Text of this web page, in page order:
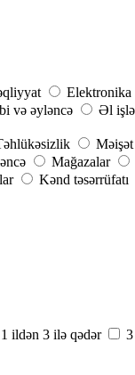
Elektronika
və əyləncə Əl
Mağazalar
Kənd təsərrüfatı
1 ildən 3 ilə qədər